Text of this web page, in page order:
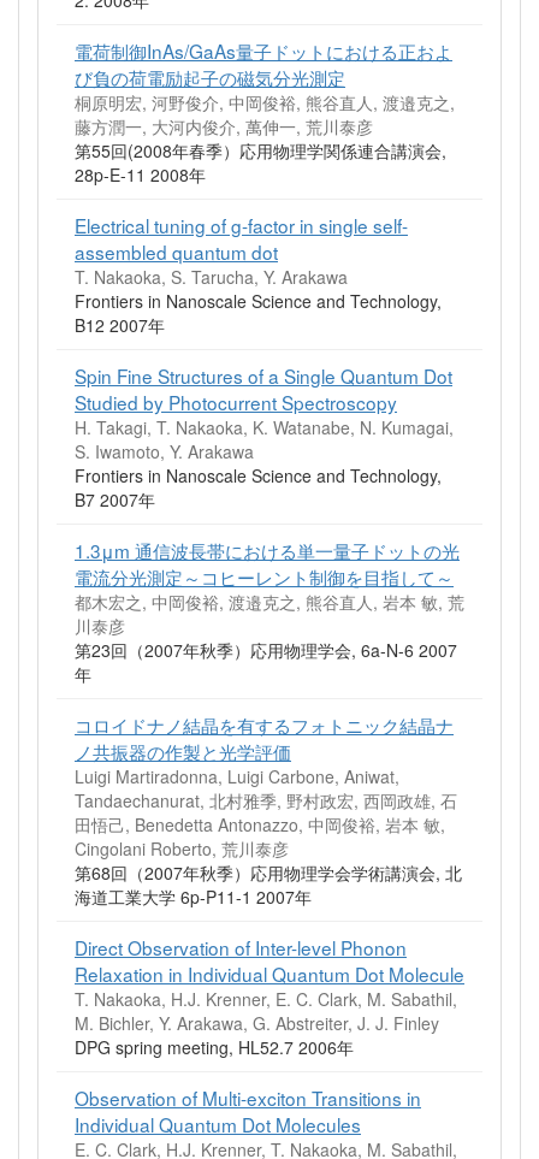
電荷制御InAs/GaAs量子ドットにおける正およ
び負の荷電励起子の磁気分光測定
桐原明宏, 河野俊介, 中岡俊裕, 熊谷直人, 渡邉克之,
藤方潤一, 大河内俊介, 萬伸一, 荒川泰彦
第55回(2008年春季）応用物理学関係連合講演会,
28p-E-11 2008年
Electrical tuning of g-factor in single self-
assembled quantum dot
T. Nakaoka, S. Tarucha, Y. Arakawa
Frontiers in Nanoscale Science and Technology,
B12 2007年
Spin Fine Structures of a Single Quantum Dot
Studied by Photocurrent Spectroscopy
H. Takagi, T. Nakaoka, K. Watanabe, N. Kumagai,
S. Iwamoto, Y. Arakawa
Frontiers in Nanoscale Science and Technology,
B7 2007年
1.3μm 通信波長帯における単一量子ドットの光
電流分光測定～コヒーレント制御を目指して～
都木宏之, 中岡俊裕, 渡邉克之, 熊谷直人, 岩本 敏, 荒
川泰彦
第23回（2007年秋季）応用物理学会, 6a-N-6 2007
年
コロイドナノ結晶を有するフォトニック結晶ナ
ノ共振器の作製と光学評価
Luigi Martiradonna, Luigi Carbone, Aniwat,
Tandaechanurat, 北村雅季, 野村政宏, 西岡政雄, 石
田悟己, Benedetta Antonazzo, 中岡俊裕, 岩本 敏,
Cingolani Roberto, 荒川泰彦
第68回（2007年秋季）応用物理学会学術講演会, 北
海道工業大学 6p-P11-1 2007年
Direct Observation of Inter-level Phonon
Relaxation in Individual Quantum Dot Molecule
T. Nakaoka, H.J. Krenner, E. C. Clark, M. Sabathil,
M. Bichler, Y. Arakawa, G. Abstreiter, J. J. Finley
DPG spring meeting, HL52.7 2006年
Observation of Multi-exciton Transitions in
Individual Quantum Dot Molecules
E. C. Clark, H.J. Krenner, T. Nakaoka, M. Sabathil,